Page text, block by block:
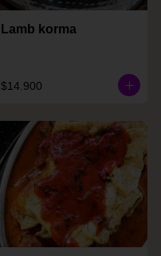
Lamb korma
$14.900